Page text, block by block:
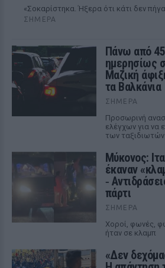
«Σοκαρίστηκα. Ήξερα ότι κάτι δεν
ΣΉΜΕΡΑ
Πάνω από
ημερησίως
Μαζική
τα Βαλκάνια
ΣΉΜΕΡΑ
Προσωρινή
ελέγχων για να
των ταξιδιωτών
Μύκονος:
έκαναν
‑
πάρτι
ΣΉΜΕΡΑ
Χοροί, φωνές,
ήταν σε κλαμπ
«Δεν